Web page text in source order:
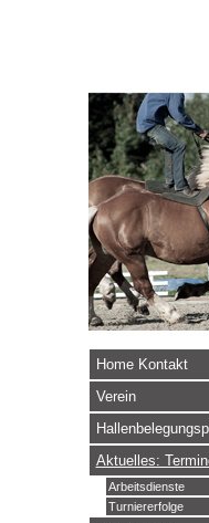
Home Kontakt
Verein
Aktuelles:
Arbeitsdienste
Turniererfolge